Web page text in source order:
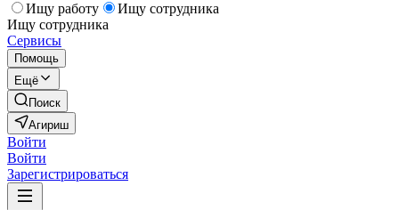
Ищу работу
Ищу сотрудника
Ищу сотрудника
Сервисы
Помощь
Ещё
Поиск
Агириш
Войти
Войти
Зарегистрироваться